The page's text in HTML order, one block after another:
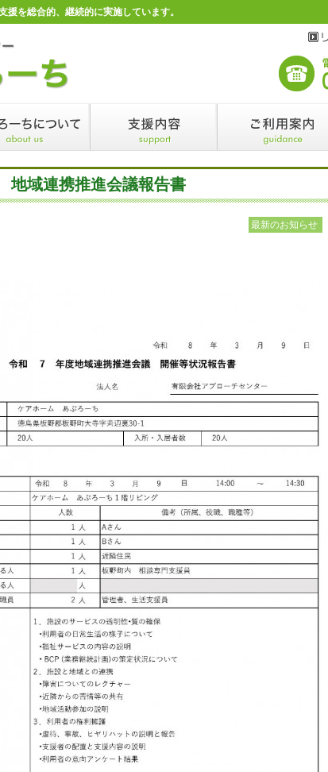
を総合的、継続的に実施しています。
域連携推進会議報告書
最新のお知らせ